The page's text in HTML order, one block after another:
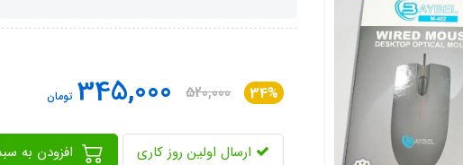
34%
520,000
345,000 تومان
ارسال اولین روز کاری